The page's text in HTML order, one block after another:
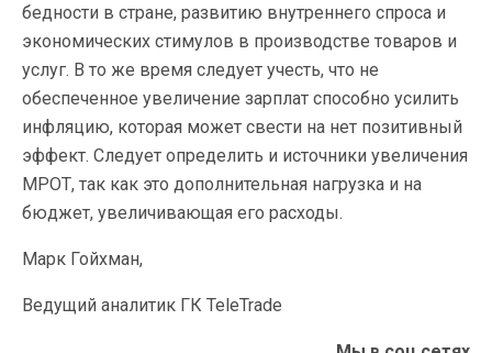
бедности в стране, развитию внутреннего спроса и
экономических стимулов в производстве товаров и
услуг. В то же время следует учесть, что не
обеспеченное увеличение зарплат способно усилить
инфляцию, которая может свести на нет позитивный
эффект. Следует определить и источники увеличения
МРОТ, так как это дополнительная нагрузка и на
бюджет, увеличивающая его расходы.
Марк Гойхман,
Ведущий аналитик ГК TeleTrade